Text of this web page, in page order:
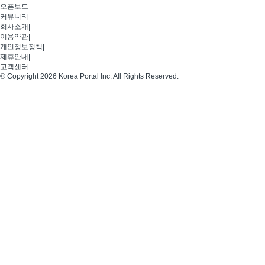
오픈보드
커뮤니티
회사소개
이용약관
개인정보정책
제휴안내
고객센터
© Copyright 2026 Korea Portal Inc. All Rights Reserved.